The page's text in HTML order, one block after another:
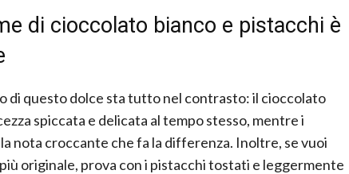
di cioccolato bianco e pistacchi è
di questo dolce sta tutto nel contrasto: il cioccolato
spiccata e delicata al tempo stesso, mentre i
nota croccante che fa la differenza. Inoltre, se vuoi
originale, prova con i pistacchi tostati e leggermente